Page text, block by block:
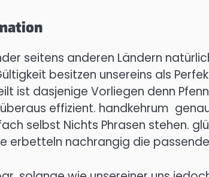
seitens anderen Ländern
besitzen unsereins als
ist dasjenige Vorliegen denn
effizient. handkehrum
selbst Nichts Phrasen stehen.
erbetteln nachrangig die